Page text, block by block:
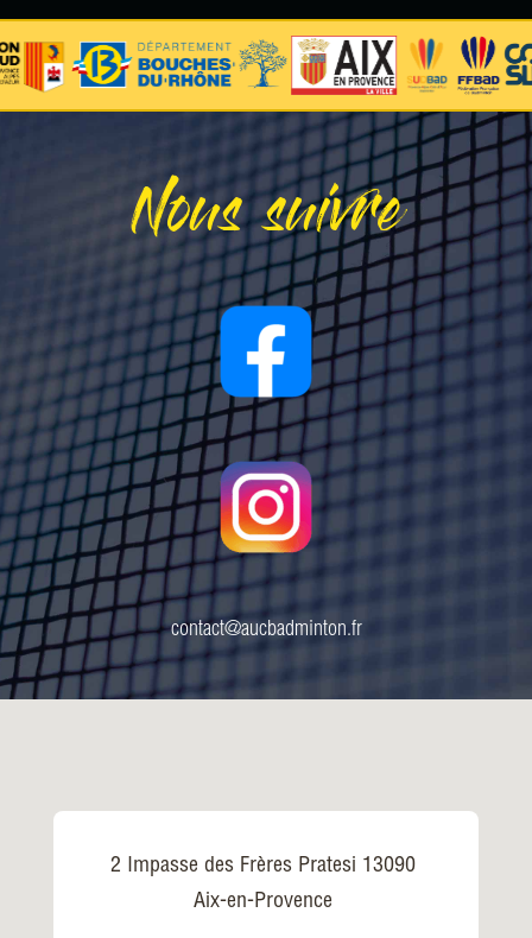
Nous suivre
contact@aucbadminton.fr
2 Impasse des Frères Pratesi 13090
Aix-en-Provence